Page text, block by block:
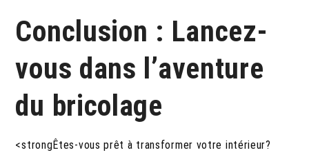
Conclusion : Lancez-
vous dans l’aventure
du bricolage
<strongÊtes-vous prêt à transformer votre intérieur?